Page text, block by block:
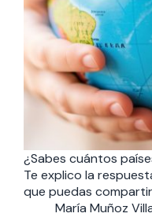
¿Sabes cuántos
Te explico la
que puedas
María Muñoz